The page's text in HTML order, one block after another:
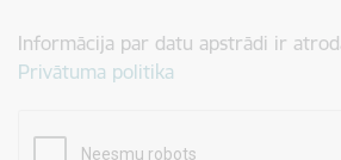
Informācija par datu apstrādi ir
Privātuma politika